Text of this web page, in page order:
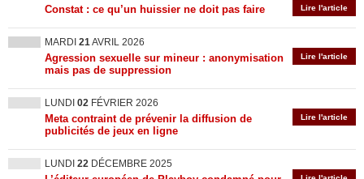
Lire l'article
Constat : ce qu’un huissier ne doit pas faire
MARDI 21AVRIL 2026
Lire l'article
Agression sexuelle sur mineur : anonymisation
mais pas de suppression
LUNDI 02 FÉVRIER 2026
Lire l'article
Meta contraint de prévenir la diffusion de
publicités de jeux en ligne
LUNDI 22 DÉCEMBRE 2025